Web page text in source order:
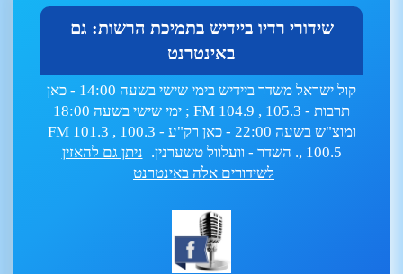
שידורי רדיו ביידיש בתמיכת הרשות: גם
באינטרנט
קול ישראל משדר ביידיש בימי שישי בשעה 14:00 - כאן
תרבות - 105.3 , FM 104.9 ; ימי שישי בשעה 18:00
ומוצ"ש בשעה 22:00 - כאן רק"ע - 100.3 , FM 101.3
, 100.5. השדר - וועלוול טשערנין.
ניתן גם להאזין
לשידורים אלה באינטרנט